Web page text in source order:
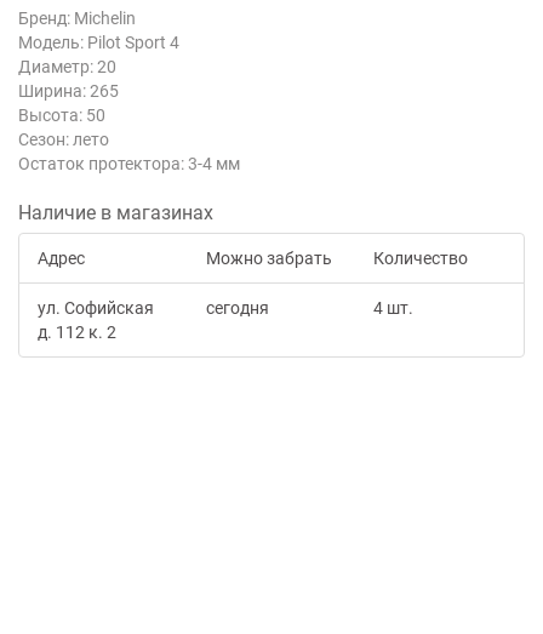
Бренд: Michelin
Модель: Pilot Sport 4
Диаметр: 20
Ширина: 265
Высота: 50
Сезон: лето
Остаток протектора: 3-4 мм
Наличие в магазинах
Адрес Можно забрать Количество
ул. Софийская
д. 112 к. 2
сегодня 4 шт.